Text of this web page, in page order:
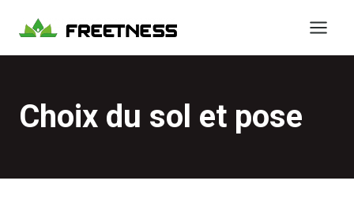
Choix du sol et pose